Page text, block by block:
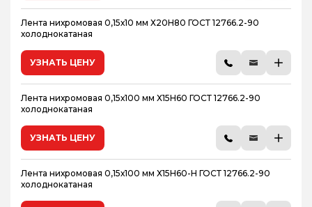
Лента нихромовая 0,15х10 мм Х20Н80 ГОСТ 12766.2-90
холоднокатаная
УЗНАТЬ ЦЕНУ
Лента нихромовая 0,15х100 мм Х15Н60 ГОСТ 12766.2-90
холоднокатаная
УЗНАТЬ ЦЕНУ
Лента нихромовая 0,15х100 мм Х15Н60-Н ГОСТ 12766.2-90
холоднокатаная